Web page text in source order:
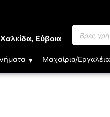
Εύβοια
Μαχαίρια/Εργαλέια